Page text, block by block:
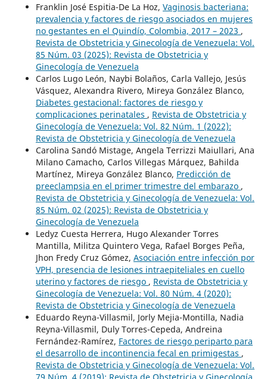
Franklin José Espitia-De La Hoz, Vaginosis bacteriana:
prevalencia y factores de riesgo asociados en mujeres
no gestantes en el Quindío, Colombia, 2017 – 2023 ,
Revista de Obstetricia y Ginecología de Venezuela: Vol.
85 Núm. 03 (2025): Revista de Obstetricia y
Ginecología de Venezuela
Carlos Lugo León, Naybi Bolaños, Carla Vallejo, Jesús
Vásquez, Alexandra Rivero, Mireya González Blanco,
Diabetes gestacional: factores de riesgo y
complicaciones perinatales , Revista de Obstetricia y
Ginecología de Venezuela: Vol. 82 Núm. 1 (2022):
Revista de Obstetricia y Ginecología de Venezuela
Carolina Sandó Mistage, Angela Terrizzi Maiullari, Ana
Milano Camacho, Carlos Villegas Márquez, Bahilda
Martínez, Mireya González Blanco, Predicción de
preeclampsia en el primer trimestre del embarazo ,
Revista de Obstetricia y Ginecología de Venezuela: Vol.
85 Núm. 02 (2025): Revista de Obstetricia y
Ginecología de Venezuela
Ledyz Cuesta Herrera, Hugo Alexander Torres
Mantilla, Militza Quintero Vega, Rafael Borges Peña,
Jhon Fredy Cruz Gómez, Asociación entre infección por
VPH, presencia de lesiones intraepiteliales en cuello
uterino y factores de riesgo , Revista de Obstetricia y
Ginecología de Venezuela: Vol. 80 Núm. 4 (2020):
Revista de Obstetricia y Ginecología de Venezuela
Eduardo Reyna-Villasmil, Jorly Mejia-Montilla, Nadia
Reyna-Villasmil, Duly Torres-Cepeda, Andreina
Fernández-Ramírez, Factores de riesgo periparto para
el desarrollo de incontinencia fecal en primigestas ,
Revista de Obstetricia y Ginecología de Venezuela: Vol.
79 Núm. 4 (2019): Revista de Obstetricia y Ginecología